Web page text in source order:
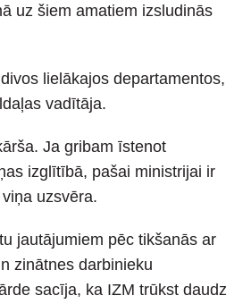
uz šiem amatiem izsludinās
lielākajos departamentos,
vadītāja.
Ja gribam īstenot
izglītībā, pašai ministrijai ir
uzsvēra.
jautājumiem pēc tikšanās ar
zinātnes darbinieku
sacīja, ka IZM trūkst daudz